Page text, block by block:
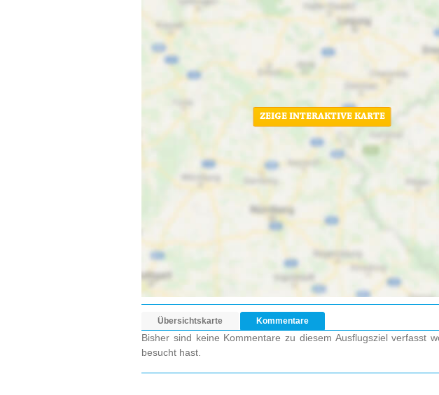
ZEIGE INTERAKTIVE KARTE
Übersichtskarte Kommentare
Bisher sind keine Kommentare zu diesem Ausflugsziel verfasst
besucht hast.